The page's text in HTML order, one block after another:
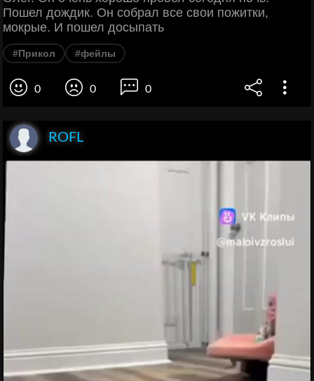
Пошел дождик. Он собрал все свои пожитки,
мокрые. И пошел досыпать
#Прикол #фейлы
0 0 0
ROFL